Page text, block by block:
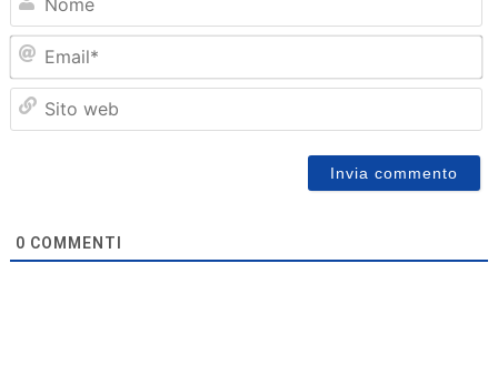
0 COMMENTI